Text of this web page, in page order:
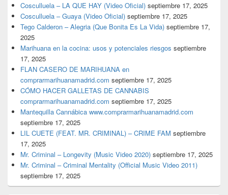
Cosculluela – LA QUE HAY (Video Oficial) septiembre 17, 2025
Cosculluela – Guaya (Video Oficial) septiembre 17, 2025
Tego Calderon – Alegria (Que Bonita Es La Vida) septiembre 17,
2025
Marihuana en la cocina: usos y potenciales riesgos septiembre
17, 2025
FLAN CASERO DE MARIHUANA en
comprarmarihuanamadrid.com septiembre 17, 2025
CÓMO HACER GALLETAS DE CANNABIS
comprarmarihuanamadrid.com septiembre 17, 2025
Mantequilla Cannábica www.comprarmarihuanamadrid.com
septiembre 17, 2025
LIL CUETE (FEAT. MR. CRIMINAL) – CRIME FAM septiembre
17, 2025
Mr. Criminal – Longevity (Music Video 2020) septiembre 17, 2025
Mr. Criminal – Criminal Mentality (Official Music Video 2011)
septiembre 17, 2025